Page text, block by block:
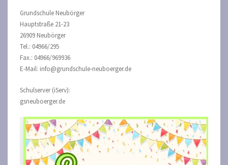
Grundschule Neubörger
Hauptstraße 21-23
26909 Neubörger
Tel.: 04966/295
Fax.: 04966/969936
E-Mail: info@grundschule-neuboerger.de
Schulserver (iServ):
gsneuboerger.de